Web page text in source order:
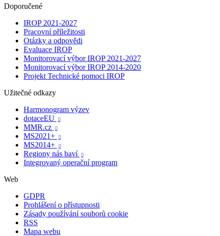
Doporučené
IROP 2021-2027
Pracovní příležitosti
Otázky a odpovědi
Evaluace IROP
Monitorovací výbor IROP 2021-2027
Monitorovací výbor IROP 2014-2020
Projekt Technické pomoci IROP
Užitečné odkazy
Harmonogram výzev
dotaceEU

MMR.cz 
MS2021+ 
MS2014+ 
Regiony nás baví 
Integrovaný operační program
Web
GDPR
Prohlášení o přístupnosti
Zásady používání souborů cookie
RSS
Mapa webu